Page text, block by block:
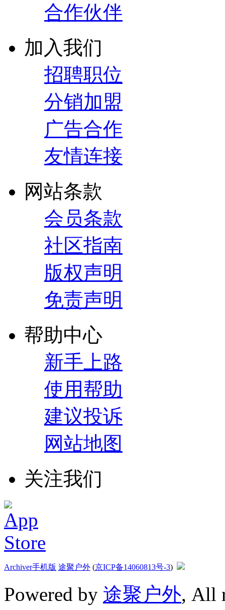
合作伙伴
加入我们
招聘职位
分销加盟
广告合作
友情连接
网站条款
会员条款
社区指南
版权声明
免责声明
帮助中心
新手上路
使用帮助
建议投诉
网站地图
关注我们
Archiver手机版 途聚户外 (京ICP备14060813号-3)
Powered by 途聚户外, All